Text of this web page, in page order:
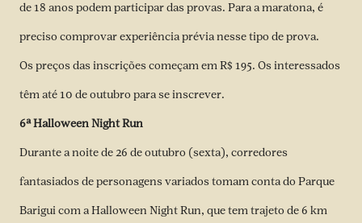
de 18 anos podem participar das provas. Para a maratona, é
preciso comprovar experiência prévia nesse tipo de prova.
Os preços das inscrições começam em R$ 195. Os interessados
têm até 10 de outubro para se inscrever.
6ª Halloween Night Run
Durante a noite de 26 de outubro (sexta), corredores
fantasiados de personagens variados tomam conta do Parque
Barigui com a Halloween Night Run, que tem trajeto de 6 km